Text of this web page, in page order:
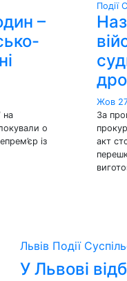
–
на
о
із
Події
Жов
За
акт
Львів Події
У Львові